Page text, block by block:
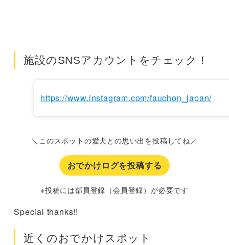
施設のSNSアカウントをチェック！
https://www.instagram.com/fauchon_japan/
＼このスポットの愛犬との思い出を投稿してね／
おでかけログを投稿する
※投稿には部員登録（会員登録）が必要です
Special thanks!!
近くのおでかけスポット